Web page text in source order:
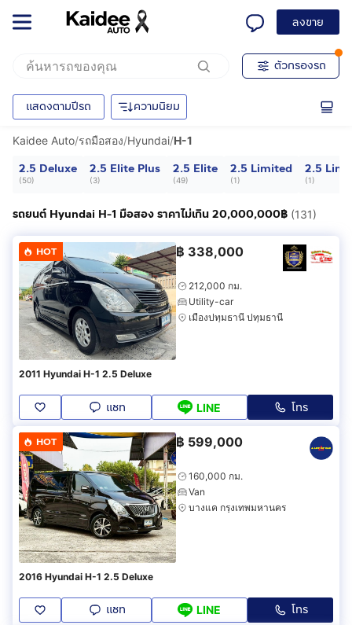
ลงขาย
ตัวกรองรถ
แสดงตามปีรถ ความนิยม
Kaidee Auto/รถมือสอง/Hyundai/H-1
2.5 Deluxe
(50)
2.5 Elite Plus
(3)
2.5 Elite
(49)
2.5 Limited
(1)
2.5
(1)
รถยนต์ Hyundai H-1 มือสอง ราคาไม่เกิน 20,000,000฿ (131)
HOT ฿ 338,000
212,000 กม.
Utility-car
เมืองปทุมธานี ปทุมธานี
2011 Hyundai H-1 2.5 Deluxe
แชท LINE โทร
HOT ฿ 599,000
160,000 กม.
Van
บางแค กรุงเทพมหานคร
2016 Hyundai H-1 2.5 Deluxe
แชท LINE โทร